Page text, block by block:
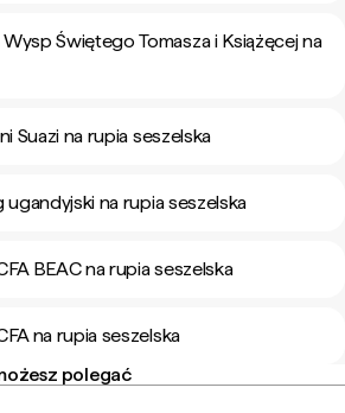
Świętego Tomasza i Książęcej na
Suazi na rupia seszelska
na rupia seszelska
BEAC na rupia seszelska
na rupia seszelska
polegać